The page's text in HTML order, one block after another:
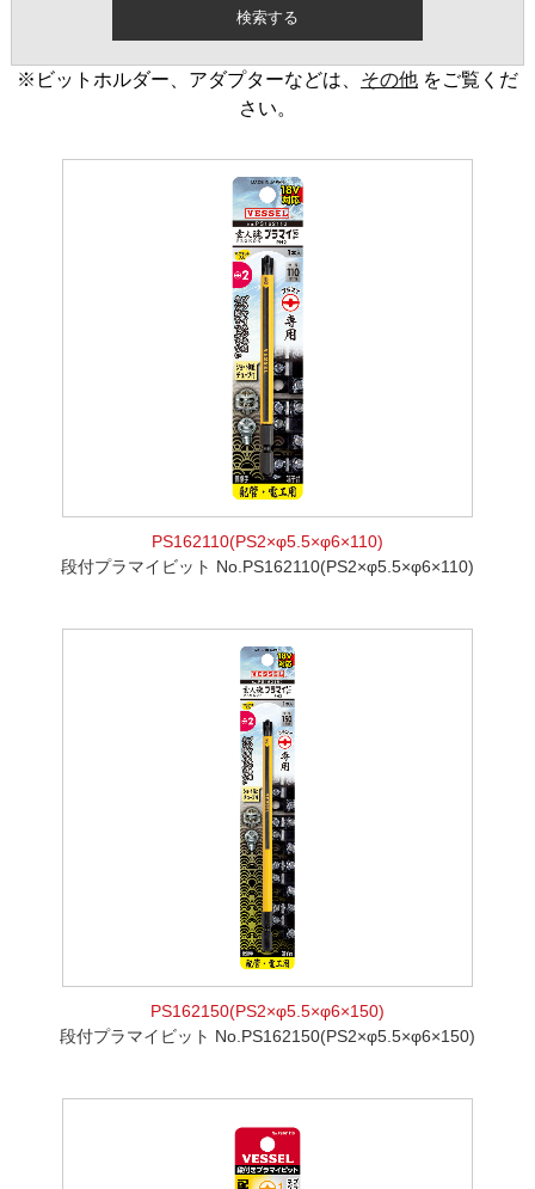
※ビットホルダー、アダプターなどは、 その他をご覧くだ
さい。
PS162110(PS2×φ5.5×φ6×110)
段付プラマイビット No.PS162110(PS2×φ5.5×φ6×110)
PS162150(PS2×φ5.5×φ6×150)
段付プラマイビット No.PS162150(PS2×φ5.5×φ6×150)